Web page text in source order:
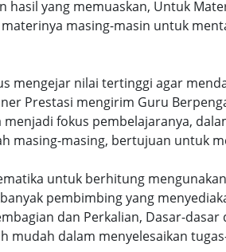
yang memuaskan, Untuk
masing-masin untuk
mengejar nilai tertinggi agar
Prestasi mengirim Guru
fokus pembelajaranya,
masing-masing, bertujuan untuk
untuk berhitung
pembimbing yang
dan Perkalian, Dasar-
dalam menyelesaikan